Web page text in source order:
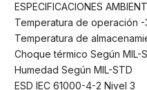
ESPECIFICACIONES
Temperatura de operación -
Temperatura de
Choque térmico Según MIL-
Humedad Según MIL-STD
ESD IEC 61000-4-2 Nivel 3